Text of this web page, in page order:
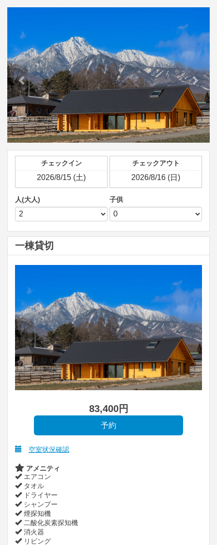
チェックイン チェックアウト
人(大人) 子供
一棟貸切
83,400円
空室状況確認
アメニティ
エアコン
タオル
ドライヤー
シャンプー
煙探知機
二酸化炭素探知機
消火器
リビング